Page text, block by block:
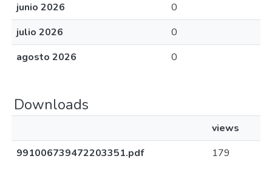
junio 2026
0
julio 2026
0
agosto 2026
0
Downloads
views
991006739472203351.pdf
179